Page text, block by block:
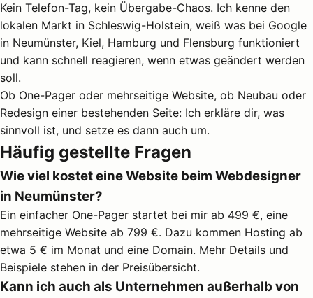
Kein Telefon-Tag, kein Übergabe-Chaos. Ich kenne den
lokalen Markt in Schleswig-Holstein, weiß was bei Google
in Neumünster, Kiel, Hamburg und Flensburg funktioniert
und kann schnell reagieren, wenn etwas geändert werden
soll.
Ob One-Pager oder mehrseitige Website, ob Neubau oder
Redesign einer bestehenden Seite: Ich erkläre dir, was
sinnvoll ist, und setze es dann auch um.
Häufig gestellte Fragen
Wie viel kostet eine Website beim Webdesigner
in Neumünster?
Ein einfacher One-Pager startet bei mir ab 499 €, eine
mehrseitige Website ab 799 €. Dazu kommen Hosting ab
etwa 5 € im Monat und eine Domain. Mehr Details und
Beispiele stehen in der Preisübersicht.
Kann ich auch als Unternehmen außerhalb von